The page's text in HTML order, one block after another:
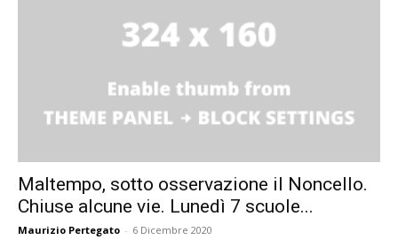
Maltempo, sotto osservazione il Noncello.
Chiuse alcune vie. Lunedì 7 scuole...
Maurizio Pertegato - 6 Dicembre 2020